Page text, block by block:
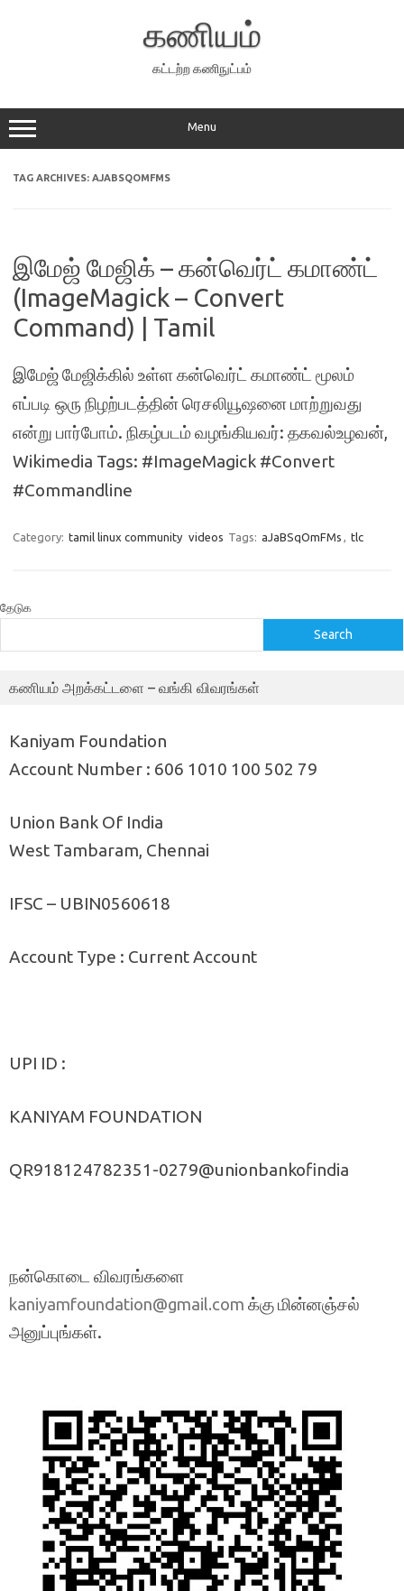
கணியம்
கட்டற்ற கணிநுட்பம்
Menu
TAG ARCHIVES: AJABSQOMFMS
இமேஜ் மேஜிக் – கன்வெர்ட் கமாண்ட்
(ImageMagick – Convert
Command) | Tamil
இமேஜ் மேஜிக்கில் உள்ள கன்வெர்ட் கமாண்ட் மூலம்
எப்படி ஒரு நிழற்படத்தின் ரெசலியூஷனை மாற்றுவது
என்று பார்போம். நிகழ்படம் வழங்கியவர்: தகவல்உழவன்,
Wikimedia Tags: #ImageMagick #Convert
#Commandline
Category: tamil linux community videos Tags: aJaBSqOmFMs , tlc
தேடுக
Search
கணியம் அறக்கட்டளை – வங்கி விவரங்கள்
Kaniyam Foundation
Account Number : 606 1010 100 502 79
Union Bank Of India
West Tambaram, Chennai
IFSC – UBIN0560618
Account Type : Current Account
UPI ID :
KANIYAM FOUNDATION
QR918124782351-0279@unionbankofindia
நன்கொடை விவரங்களை
kaniyamfoundation@gmail.com க்கு மின்னஞ்சல்
அனுப்புங்கள்.